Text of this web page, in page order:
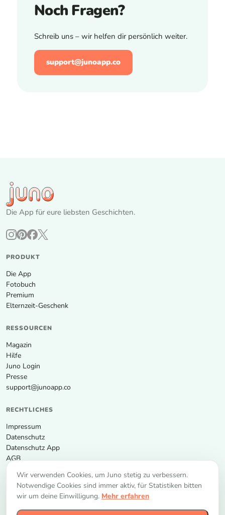
Noch Fragen?
Schreib uns – wir helfen dir persönlich weiter.
support@junoapp.co
Die App für eure liebsten Geschichten.
PRODUKT
Die App
Fotobuch
Premium
Elternzeit-Geschenk
RESSOURCEN
Magazin
Hilfe
Juno Login
Presse
support@junoapp.co
RECHTLICHES
Impressum
Datenschutz
Datenschutz App
AGB
Wir verwenden Cookies, um Juno stetig zu verbessern.
Notwendige Cookies sind immer aktiv, für Statistiken bitten
wir um deine Einwilligung. Mehr erfahren